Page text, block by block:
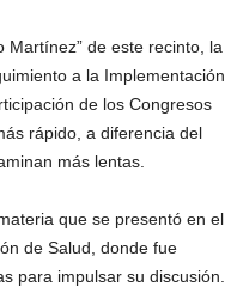
Martínez” de este recinto, la
a la Implementación
de los Congresos
rápido, a diferencia del
más lentas.
que se presentó en el
de Salud, donde fue
para impulsar su discusión.